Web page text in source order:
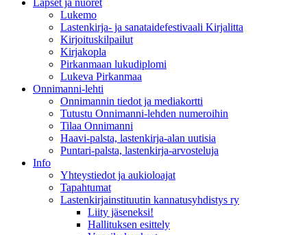
Lapset ja nuoret
Lukemo
Lastenkirja- ja sanataidefestivaali Kirjalitta
Kirjoituskilpailut
Kirjakopla
Pirkanmaan lukudiplomi
Lukeva Pirkanmaa
Onnimanni-lehti
Onnimannin tiedot ja mediakortti
Tutustu Onnimanni-lehden numeroihin
Tilaa Onnimanni
Haavi-palsta, lastenkirja-alan uutisia
Puntari-palsta, lastenkirja-arvosteluja
Info
Yhteystiedot ja aukioloajat
Tapahtumat
Lastenkirjainstituutin kannatusyhdistys ry
Liity jäseneksi!
Hallituksen esittely